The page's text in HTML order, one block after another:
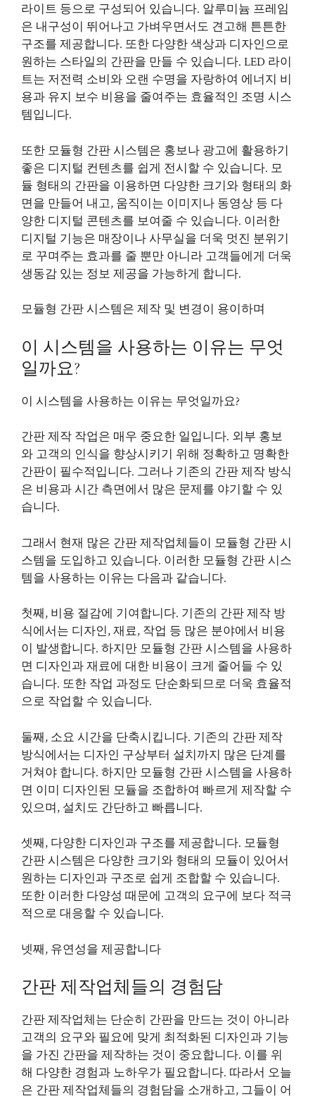
라이트 등으로 구성되어 있습니다. 알루미늄 프레임
은 내구성이 뛰어나고 가벼우면서도 견고해 튼튼한
구조를 제공합니다. 또한 다양한 색상과 디자인으로
원하는 스타일의 간판을 만들 수 있습니다. LED 라이
트는 저전력 소비와 오랜 수명을 자랑하여 에너지 비
용과 유지 보수 비용을 줄여주는 효율적인 조명 시스
템입니다.
또한 모듈형 간판 시스템은 홍보나 광고에 활용하기
좋은 디지털 컨텐츠를 쉽게 전시할 수 있습니다. 모
듈 형태의 간판을 이용하면 다양한 크기와 형태의 화
면을 만들어 내고, 움직이는 이미지나 동영상 등 다
양한 디지털 콘텐츠를 보여줄 수 있습니다. 이러한
디지털 기능은 매장이나 사무실을 더욱 멋진 분위기
로 꾸며주는 효과를 줄 뿐만 아니라 고객들에게 더욱
생동감 있는 정보 제공을 가능하게 합니다.
모듈형 간판 시스템은 제작 및 변경이 용이하며
이 시스템을 사용하는 이유는 무엇
일까요?
이 시스템을 사용하는 이유는 무엇일까요?
간판 제작 작업은 매우 중요한 일입니다. 외부 홍보
와 고객의 인식을 향상시키기 위해 정확하고 명확한
간판이 필수적입니다. 그러나 기존의 간판 제작 방식
은 비용과 시간 측면에서 많은 문제를 야기할 수 있
습니다.
그래서 현재 많은 간판 제작업체들이 모듈형 간판 시
스템을 도입하고 있습니다. 이러한 모듈형 간판 시스
템을 사용하는 이유는 다음과 같습니다.
첫째, 비용 절감에 기여합니다. 기존의 간판 제작 방
식에서는 디자인, 재료, 작업 등 많은 분야에서 비용
이 발생합니다. 하지만 모듈형 간판 시스템을 사용하
면 디자인과 재료에 대한 비용이 크게 줄어들 수 있
습니다. 또한 작업 과정도 단순화되므로 더욱 효율적
으로 작업할 수 있습니다.
둘째, 소요 시간을 단축시킵니다. 기존의 간판 제작
방식에서는 디자인 구상부터 설치까지 많은 단계를
거쳐야 합니다. 하지만 모듈형 간판 시스템을 사용하
면 이미 디자인된 모듈을 조합하여 빠르게 제작할 수
있으며, 설치도 간단하고 빠릅니다.
셋째, 다양한 디자인과 구조를 제공합니다. 모듈형
간판 시스템은 다양한 크기와 형태의 모듈이 있어서
원하는 디자인과 구조로 쉽게 조합할 수 있습니다.
또한 이러한 다양성 때문에 고객의 요구에 보다 적극
적으로 대응할 수 있습니다.
넷째, 유연성을 제공합니다
간판 제작업체들의 경험담
간판 제작업체는 단순히 간판을 만드는 것이 아니라
고객의 요구와 필요에 맞게 최적화된 디자인과 기능
을 가진 간판을 제작하는 것이 중요합니다. 이를 위
해 다양한 경험과 노하우가 필요합니다. 따라서 오늘
은 간판 제작업체들의 경험담을 소개하고, 그들이 어